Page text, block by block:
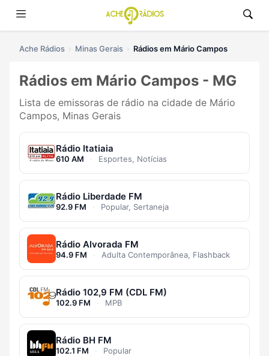
Ache Rádios Minas Gerais Rádios em Mário Campos
Rádios em Mário Campos - MG
Lista de emissoras de rádio na cidade de Mário
Campos, Minas Gerais
Rádio Itatiaia
610 AM · Esportes, Notícias
Rádio Liberdade FM
92.9 FM · Popular, Sertaneja
Rádio Alvorada FM
94.9 FM · Adulta Contemporânea, Flashback
Rádio 102,9 FM (CDL FM)
102.9 FM · MPB
Rádio BH FM
102.1 FM · Popular